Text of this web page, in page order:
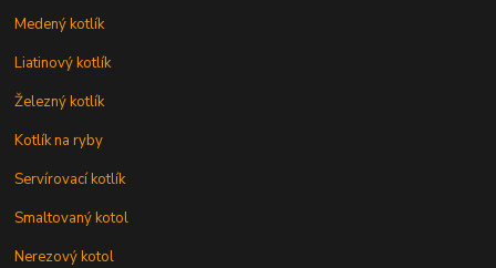
Medený kotlík
Liatinový kotlík
Železný kotlík
Kotlík na ryby
Servírovací kotlík
Smaltovaný kotol
Nerezový kotol